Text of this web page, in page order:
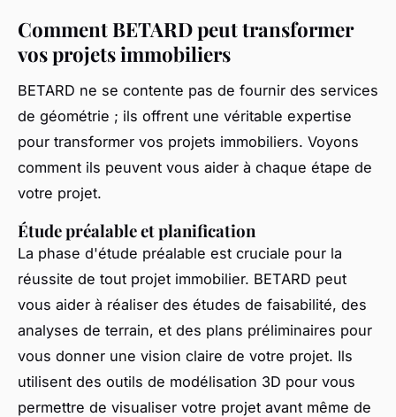
Comment BETARD peut transformer
vos projets immobiliers
BETARD ne se contente pas de fournir des services
de géométrie ; ils offrent une véritable expertise
pour transformer vos projets immobiliers. Voyons
comment ils peuvent vous aider à chaque étape de
votre projet.
Étude préalable et planification
La phase d'étude préalable est cruciale pour la
réussite de tout projet immobilier. BETARD peut
vous aider à réaliser des études de faisabilité, des
analyses de terrain, et des plans préliminaires pour
vous donner une vision claire de votre projet. Ils
utilisent des outils de modélisation 3D pour vous
permettre de visualiser votre projet avant même de